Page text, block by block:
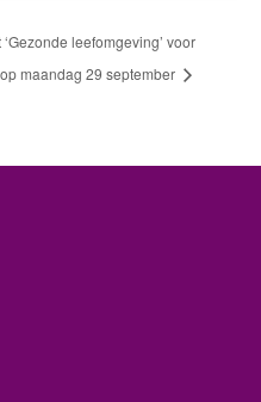
leefomgeving’ voor
maandag 29 september